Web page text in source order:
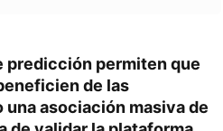
predicción permiten que
de las
asociación masiva de